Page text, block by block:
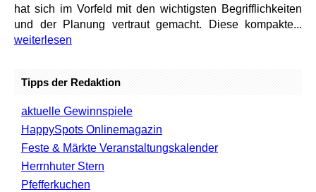
hat sich im Vorfeld mit den wichtigsten Begrifflichkeiten
und der Planung vertraut gemacht. Diese kompakte...
weiterlesen
Tipps der Redaktion
aktuelle Gewinnspiele
HappySpots Onlinemagazin
Feste & Märkte Veranstaltungskalender
Herrnhuter Stern
Pfefferkuchen